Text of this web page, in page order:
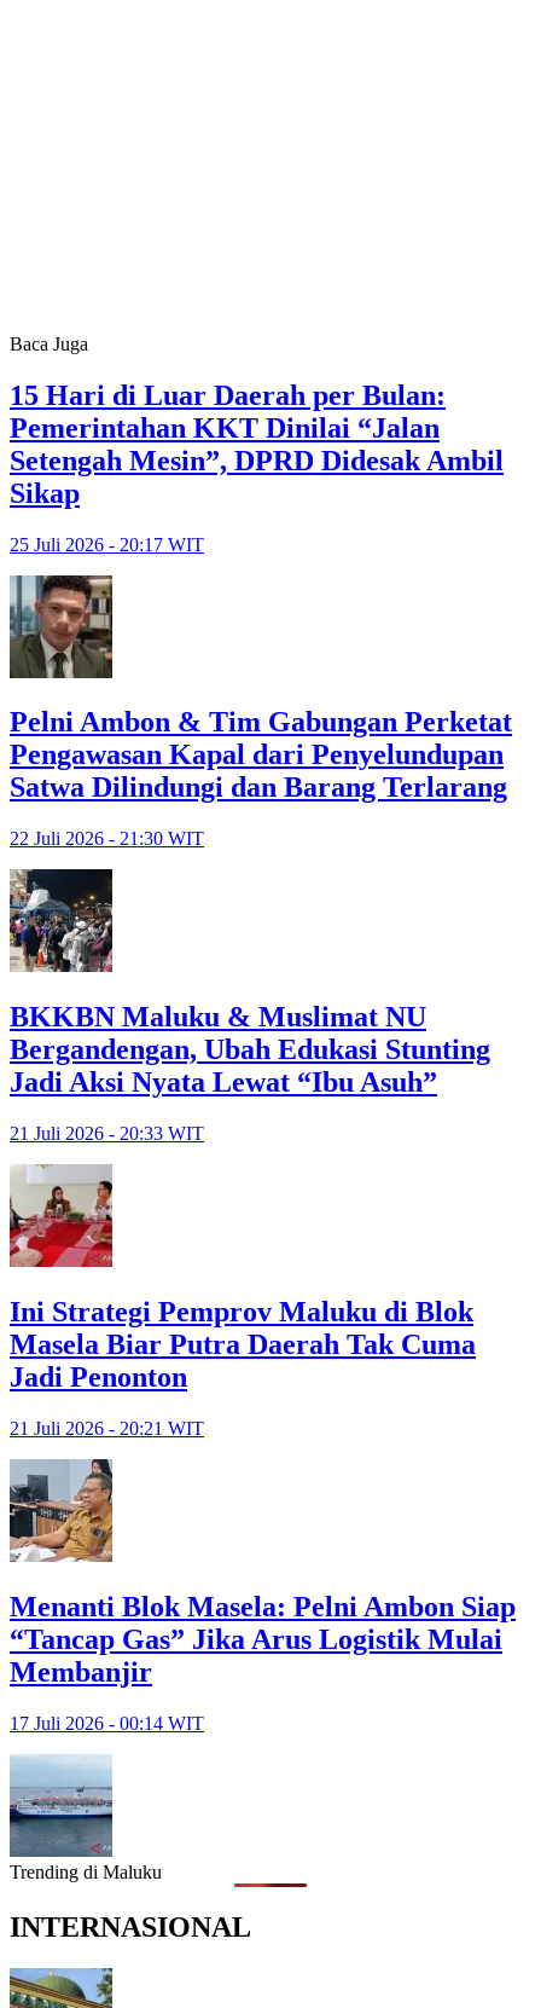
Baca Juga
15 Hari di Luar Daerah per Bulan:
Pemerintahan KKT Dinilai “Jalan
Setengah Mesin”, DPRD Didesak Ambil
Sikap
25 Juli 2026 - 20:17 WIT
Pelni Ambon & Tim Gabungan Perketat
Pengawasan Kapal dari Penyelundupan
Satwa Dilindungi dan Barang Terlarang
22 Juli 2026 - 21:30 WIT
BKKBN Maluku & Muslimat NU
Bergandengan, Ubah Edukasi Stunting
Jadi Aksi Nyata Lewat “Ibu Asuh”
21 Juli 2026 - 20:33 WIT
Ini Strategi Pemprov Maluku di Blok
Masela Biar Putra Daerah Tak Cuma
Jadi Penonton
21 Juli 2026 - 20:21 WIT
Menanti Blok Masela: Pelni Ambon Siap
“Tancap Gas” Jika Arus Logistik Mulai
Membanjir
17 Juli 2026 - 00:14 WIT
Trending di Maluku
INTERNASIONAL